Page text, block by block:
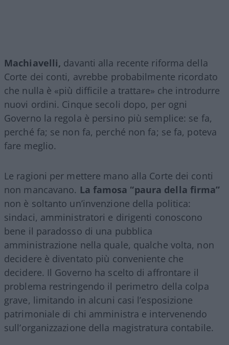
Machiavelli, davanti alla recente riforma della
Corte dei conti, avrebbe probabilmente ricordato
che nulla è «più difficile a trattare» che introdurre
nuovi ordini. Cinque secoli dopo, per ogni
Governo la regola è persino più semplice: se fa,
perché fa; se non fa, perché non fa; se fa, poteva
fare meglio.
Le ragioni per mettere mano alla Corte dei conti
non mancavano. La famosa “paura della firma”
non è soltanto un’invenzione della politica:
sindaci, amministratori e dirigenti conoscono
bene il paradosso di una pubblica
amministrazione nella quale, qualche volta, non
decidere è diventato più conveniente che
decidere. Il Governo ha scelto di affrontare il
problema restringendo il perimetro della colpa
grave, limitando in alcuni casi l’esposizione
patrimoniale di chi amministra e intervenendo
sull’organizzazione della magistratura contabile.